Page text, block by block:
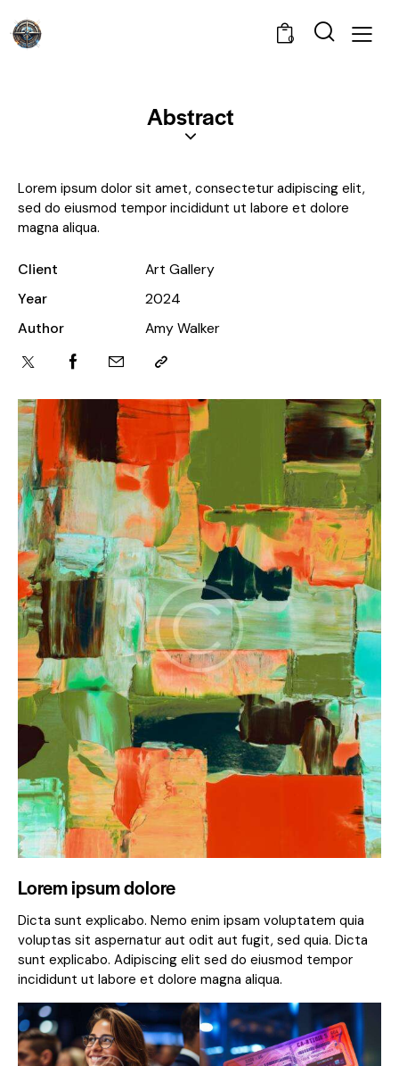
0
Abstract
Lorem ipsum dolor sit amet, consectetur adipiscing elit,
sed do eiusmod tempor incididunt ut labore et dolore
magna aliqua.
Client
Art Gallery
Year
2024
Author
Amy Walker
Lorem ipsum dolore
Dicta sunt explicabo. Nemo enim ipsam voluptatem quia
voluptas sit aspernatur aut odit aut fugit, sed quia. Dicta
sunt explicabo. Adipiscing elit sed do eiusmod tempor
incididunt ut labore et dolore magna aliqua.